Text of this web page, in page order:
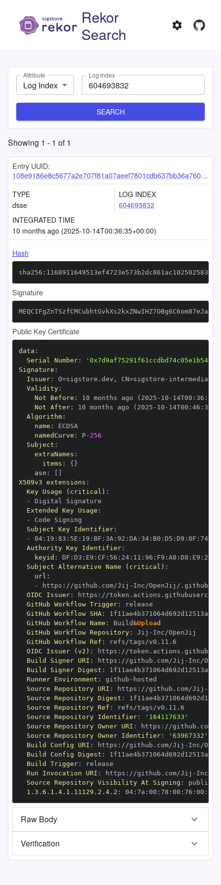
Rekor
Search
Attribute
Log Index
Log Index
SEARCH
Showing 1 - 1 of1
Entry UUID:
108e9186e8c5677a2e707f81a07aeef7801cdb637bb36a7606340965ea86b7e94e8b8512fb47e6ba
TYPE
dsse
LOG INDEX
604693832
INTEGRATED TIME
10 months ago (2025-10-14T00:36:35+00:00)
Hash
Signature
Public Key Certificate
data :
Serial Number:
Signature :
Issuer: O=sigstore.dev , CN=sigstore -
Validity:
Not Before : 10 months ago (2025 - 10 - 14T00 : 36 :
Not After: 10 months ago (2025 - 10 - 14T00 : 46 :
Algorithm:
name :
namedCurve : P- 256
Subject :
extraNames :
items : { }
asn :
X509v3 extensions :
Key Usage (critical) :
-
Extended Key Usage :
-
Subject Key Identifier:
-
04: 19 : 83 : 5E : 19 : BF : 3A : 92 : DA : 34: B0 : D5 : D9 : 0F : 74:
Authority Key Identifier:
keyid : DF : D3 : E9 : CF : 56 : 24: 11 : 96 : F9 : A8 : D8 : E9 : 28
Subject Alternative Name (critical) :
url :
-
https : //github.com/Jij -
OIDC Issuer: https :
GitHub Workflow Trigger:
GitHub Workflow SHA:
GitHub Workflow Name : Build&Upload
GitHub Workflow Repository: Jij -
GitHub Workflow Ref :
OIDC Issuer (v2) : https :
Build Signer URI : https : //github.com/Jij -
Build Signer Digest :
Runner Environment : github -
Source Repository URI : https : //github.com/Jij -
Source Repository Digest :
Source Repository Ref :
Source Repository Identifier:
'164117633'
Source Repository Owner URI : https : //github.com/
Source Repository Owner Identifier:
'63967332'
Build Config URI : https : //github.com/Jij -
Build Config Digest :
Build Trigger:
Run Invocation URI : https : //github.com/Jij -
Source Repository Visibility At Signing :
1.3.6.1.4.1.11129.2.4.2 : 04: 7a : 00 : 78 : 00 : 76 : 00 : dd
Raw Body
Verification